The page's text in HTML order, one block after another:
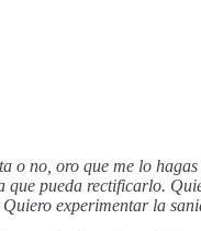
o no, oro que me lo
pueda rectificarlo.
experimentar la